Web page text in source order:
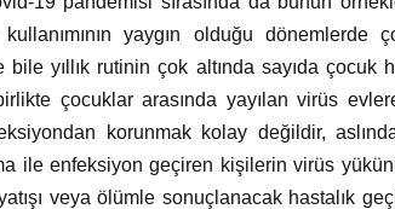
yaygın olduğu dönemlerde
yıllık rutinin çok altında sayıda çocuk
çocuklar arasında yayılan virüs
korunmak kolay değildir,
ile enfeksiyon geçiren kişilerin virüs
veya ölümle sonuçlanacak hastalık